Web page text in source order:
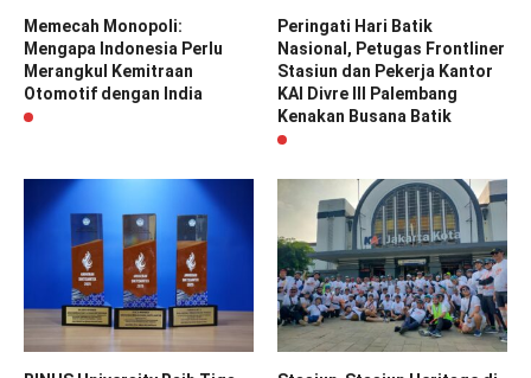
Memecah Monopoli:
Mengapa Indonesia Perlu
Merangkul Kemitraan
Otomotif dengan India
Peringati Hari Batik
Nasional, Petugas Frontliner
Stasiun dan Pekerja Kantor
KAI Divre III Palembang
Kenakan Busana Batik